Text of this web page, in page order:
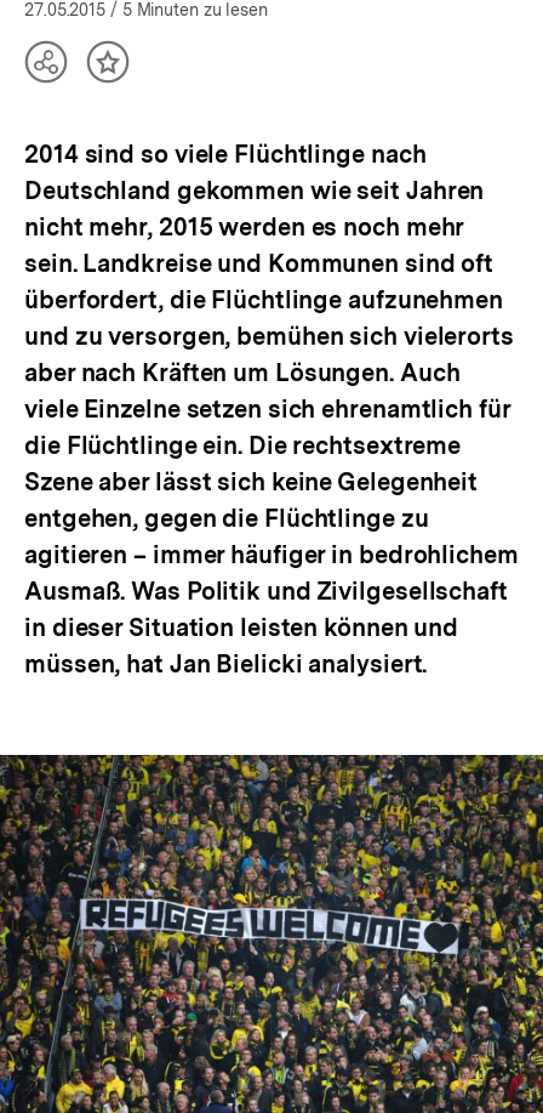
öffnen
27.05.2015 / 5 Minuten zu lesen
TeilenInhalt
2014 sind so viele Flüchtlinge nach
Deutschland gekommen wie seit Jahren
nicht mehr, 2015 werden es noch mehr
sein. Landkreise und Kommunen sind oft
überfordert, die Flüchtlinge aufzunehmen
und zu versorgen, bemühen sich vielerorts
aber nach Kräften um Lösungen. Auch
viele Einzelne setzen sich ehrenamtlich für
die Flüchtlinge ein. Die rechtsextreme
Szene aber lässt sich keine Gelegenheit
entgehen, gegen die Flüchtlinge zu
agitieren – immer häufiger in bedrohlichem
Ausmaß. Was Politik und Zivilgesellschaft
in dieser Situation leisten können und
müssen, hat Jan Bielicki analysiert.